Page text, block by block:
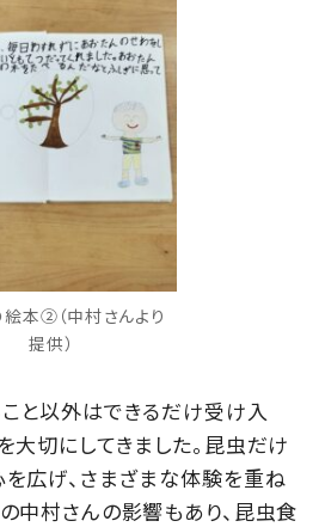
本②（中村さんより
提供）
と以外はできるだけ受け入
大切にしてきました。昆虫だけ
広げ、さまざまな体験を重ね
中村さんの影響もあり、昆虫食